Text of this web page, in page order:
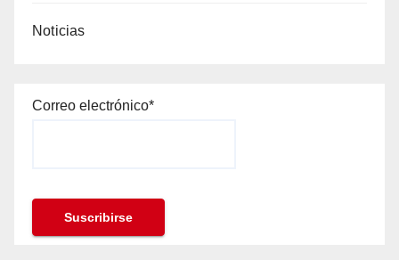
Noticias
Correo electrónico*